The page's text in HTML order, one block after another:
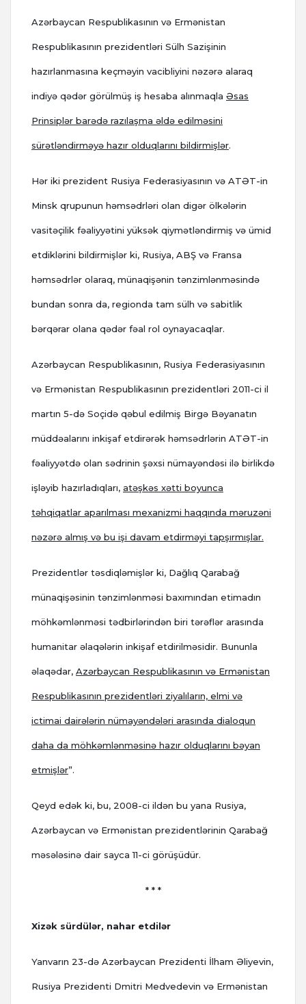
Azərbaycan Respublikasının və Ermənistan
Respublikasının prezidentləri Sülh Sazişinin
hazırlanmasına keçməyin vacibliyini nəzərə alaraq
indiyə qədər görülmüş iş hesaba alınmaqla Əsas
Prinsiplər barədə razılaşma əldə edilməsini
sürətləndirməyə hazır olduqlarını bildirmişlər.
Hər iki prezident Rusiya Federasiyasının və ATƏT-in
Minsk qrupunun həmsədrləri olan digər ölkələrin
vasitəçilik fəaliyyətini yüksək qiymətləndirmiş və ümid
etdiklərini bildirmişlər ki, Rusiya, ABŞ və Fransa
həmsədrlər olaraq, münaqişənin tənzimlənməsində
bundan sonra da, regionda tam sülh və sabitlik
bərqərar olana qədər fəal rol oynayacaqlar.
Azərbaycan Respublikasının, Rusiya Federasiyasının
və Ermənistan Respublikasının prezidentləri 2011-ci il
martın 5-də Soçidə qəbul edilmiş Birgə Bəyanatın
müddəalarını inkişaf etdirərək həmsədrlərin ATƏT-in
fəaliyyətdə olan sədrinin şəxsi nümayəndəsi ilə birlikdə
işləyib hazırladıqları, atəşkəs xətti boyunca
təhqiqatlar aparılması mexanizmi haqqında məruzəni
nəzərə almış və bu işi davam etdirməyi tapşırmışlar.
Prezidentlər təsdiqləmişlər ki, Dağlıq Qarabağ
münaqişəsinin tənzimlənməsi baxımından etimadın
möhkəmlənməsi tədbirlərindən biri tərəflər arasında
humanitar əlaqələrin inkişaf etdirilməsidir. Bununla
əlaqədar, Azərbaycan Respublikasının və Ermənistan
Respublikasının prezidentləri ziyalıların, elmi və
ictimai dairələrin nümayəndələri arasında dialoqun
daha da möhkəmlənməsinə hazır olduqlarını bəyan
etmişlər”.
Qeyd edək ki, bu, 2008-ci ildən bu yana Rusiya,
Azərbaycan və Ermənistan prezidentlərinin Qarabağ
məsələsinə dair sayca 11-ci görüşüdür.
* * *
Xizək sürdülər, nahar etdilər
Yanvarın 23-də Azərbaycan Prezidenti İlham Əliyevin,
Rusiya Prezidenti Dmitri Medvedevin və Ermənistan